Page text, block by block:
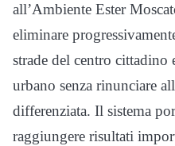
all’Ambiente Ester
eliminare
strade del centro
urbano senza rinunciare
differenziata. Il sistema
raggiungere risultati